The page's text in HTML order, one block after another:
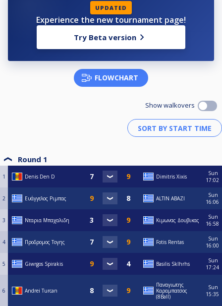
UPDATED
Experience the new tournament page!
Try Beta version
FLOWCHART
Show walkovers
Round 1
1 Denis Den D Dimitris Xixis
Sun
17:02
2 Ευάγγελος Ριμπας ALTIN ABAZI
Sun
16:06
3 Νταρια Μπαχαλιδη Κιμωνας Δουβικας
Sun
16:58
4 Προδρομος Τογης Fotis Rentas
Sun
16:00
5 Giwrgos Spirakis Basilis Sklhrhs
Sun
17:24
6 Andrei Turcan
Παναγιωτης
Καραμπατσος
(8Ball)
Sun
15:35